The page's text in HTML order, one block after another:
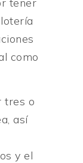
como
tres o
así
y el